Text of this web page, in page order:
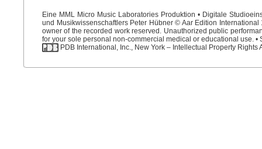
Eine MML Micro Music Laboratories Produktion • Digitale
und Musikwissenschaftlers Peter Hübner © Aar Edition
owner of the recorded work reserved. Unauthorized public
for your sole personal non-commercial medical or educational use.
PDB International, Inc., New York – Intellectual Property Rights